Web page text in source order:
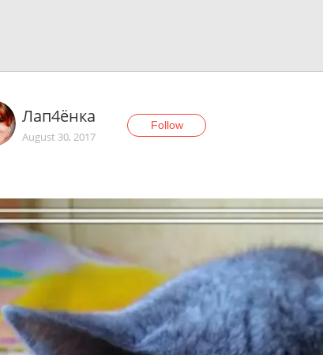
Лап4ёнка
August 30, 2017
Follow